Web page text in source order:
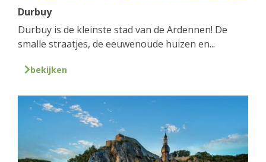
Durbuy
Durbuy is de kleinste stad van de Ardennen! De
smalle straatjes, de eeuwenoude huizen en...
bekijken